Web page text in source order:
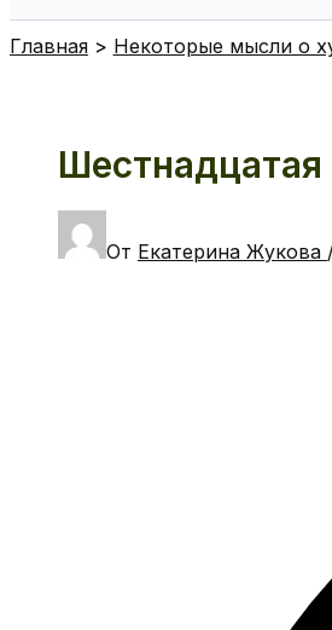
Главная Некоторые мысли о
От Екатерина Жукова